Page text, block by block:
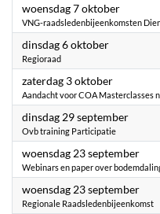
woensdag 7 oktober2026
VNG-raadsledenbijeenkomsten
dinsdag 6 oktober2026
Regioraad
zaterdag 3 oktober2026
Aandacht voor COA Masterclasses
dinsdag 29 september2026
Ovb training Participatie
woensdag 23 september2026
Webinars en paper over
woensdag 23 september2026
Regionale Raadsledenbijeenkomst